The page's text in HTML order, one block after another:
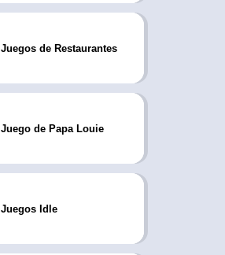
Juegos de Restaurantes
Juego de Papa Louie
Juegos Idle